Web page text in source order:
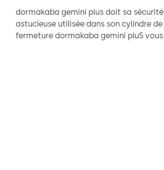
dormakaba gemini plus doit sa
astucieuse utilisée dans son cylindre
fermeture dormakaba gemini pluS